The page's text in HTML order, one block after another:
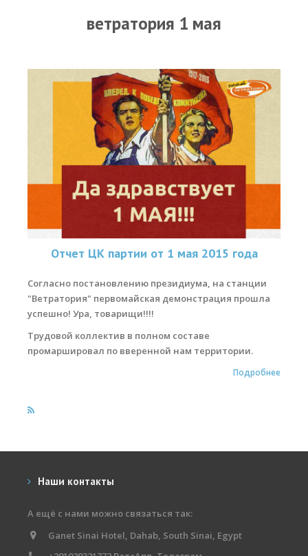
Виртуальный тур Ганет Синай
Дахаб
ВиндСерфКидс
Новости
Медиа
Медиа архив
Фотки
Наши Станции
Ветратория Россия
Продажа оборудования
Система скидок
ветратория 1 мая
Отчет ЦК партии от 1 мая 2015 года
Согласно постановлению президиума, на станции
"Ветратория" первомайская демонстрация прошла
успешно! Ура, товарищи!!!!
Трудовой коллектив в полном составе
промаршировал по вверенной нам территории.
Подробнее
Наши контакты
А ещё с нами можно связаться так:
Ganet Sinai Hotel, Dahab, South Sinai, Egypt